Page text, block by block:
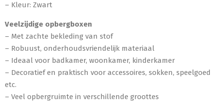
– Kleur: Zwart
Veelzijdige opbergboxen
– Met zachte bekleding van stof
– Robuust, onderhoudsvriendelijk materiaal
– Ideaal voor badkamer, woonkamer, kinderkamer
– Decoratief en praktisch voor accessoires, sokken, speelgoed
etc.
– Veel opbergruimte in verschillende groottes